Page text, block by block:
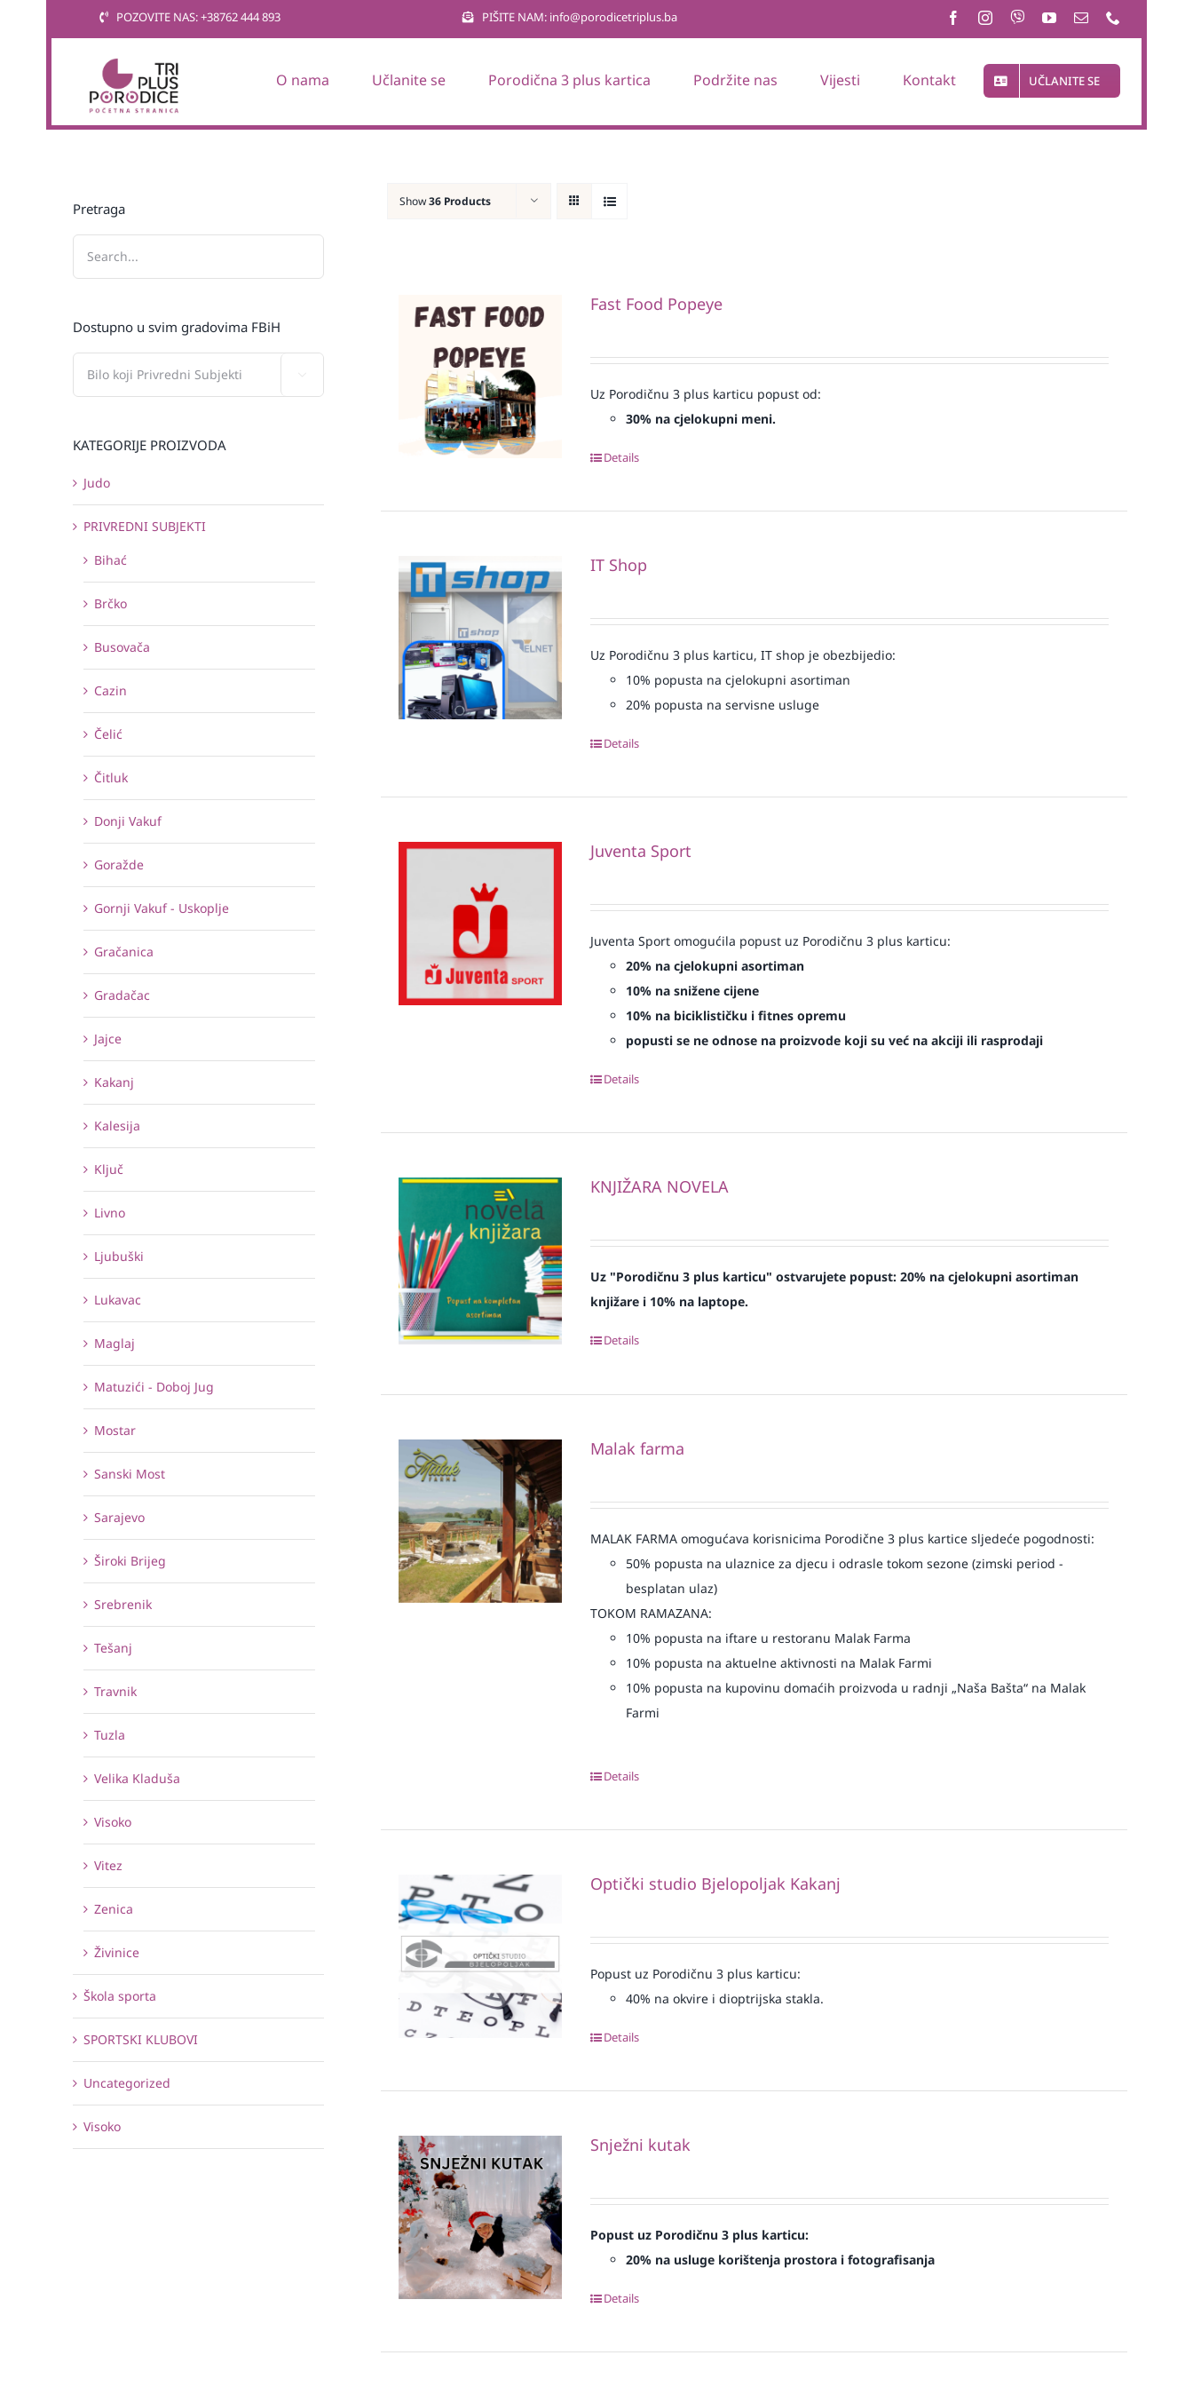
POZOVITE NAS: +38762 444 893 PIŠITE NAM: info@porodicetriplus.ba
O nama Učlanite se Porodična 3 plus kartica Podržite nas Vijesti Kontakt UČLANITE SE
Show36 Products
Fast Food Popeye
Uz Porodičnu 3 plus karticu popust od:
30% na cjelokupni meni.
Details
IT Shop
Uz Porodičnu 3 plus karticu, IT shop je obezbijedio:
10% popusta na cjelokupni asortiman
20% popusta na servisne usluge
Details
Juventa Sport
Juventa Sport omogućila popust uz Porodičnu 3 plus karticu:
20% na cjelokupni asortiman
10% na snižene cijene
10% na biciklističku i fitnes opremu
popusti se ne odnose na proizvode koji su već na akciji ili rasprodaji
Details
KNJIŽARA NOVELA
Uz "Porodičnu 3 plus karticu" ostvarujete popust: 20% na cjelokupni asortiman
knjižare i 10% na laptope.
Details
Malak farma
MALAK FARMA omogućava korisnicima Porodične 3 plus kartice sljedeće pogodnosti:
50% popusta na ulaznice za djecu i odrasle tokom sezone (zimski period -
besplatan ulaz)
TOKOM RAMAZANA:
10% popusta na iftare u restoranu Malak Farma
10% popusta na aktuelne aktivnosti na Malak Farmi
10% popusta na kupovinu domaćih proizvoda u radnji „Naša Bašta“ na Malak
Farmi
Details
Optički studio Bjelopoljak Kakanj
Popust uz Porodičnu 3 plus karticu:
40% na okvire i dioptrijska stakla.
Details
Snježni kutak
Popust uz Porodičnu 3 plus karticu:
20% na usluge korištenja prostora i fotografisanja
Details
Pretraga
Dostupno u svim gradovima FBiH
KATEGORIJE PROIZVODA
Judo
PRIVREDNI SUBJEKTI
Bihać
Brčko
Busovača
Cazin
Čelić
Čitluk
Donji Vakuf
Goražde
Gornji Vakuf - Uskoplje
Gračanica
Gradačac
Jajce
Kakanj
Kalesija
Ključ
Livno
Ljubuški
Lukavac
Maglaj
Matuzići - Doboj Jug
Mostar
Sanski Most
Sarajevo
Široki Brijeg
Srebrenik
Tešanj
Travnik
Tuzla
Velika Kladuša
Visoko
Vitez
Zenica
Živinice
Škola sporta
SPORTSKI KLUBOVI
Uncategorized
Visoko